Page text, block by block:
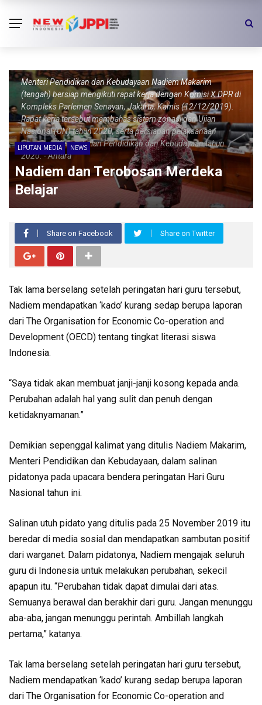
Menteri Pendidikan dan Kebudayaan Nadiem Makarim
(tengah) bersiap mengikuti rapat kerja dengan Komisi X DPR di
Kompleks Parlemen Senayan, Jakarta, Kamis (12/12/2019).
Rapat kerja tersebut membahas sistem zonasi dan Ujian
Nasional (UN) tahun 2020, serta persiapan pelaksanaan
anggaran Kementerian Pendidikan dan Kebudayaan tahun
2020. - Antara
LIPUTAN MEDIA NEWS
Nadiem dan Terobosan Merdeka
Belajar
Share on Facebook Share on Twitter
Tak lama berselang setelah peringatan hari guru tersebut,
Nadiem mendapatkan ‘kado’ kurang sedap berupa laporan
dari The Organisation for Economic Co-operation and
Development (OECD) tentang tingkat literasi siswa
Indonesia.
“Saya tidak akan membuat janji-janji kosong kepada anda.
Perubahan adalah hal yang sulit dan penuh dengan
ketidaknyamanan.”
Demikian sepenggal kalimat yang ditulis Nadiem Makarim,
Menteri Pendidikan dan Kebudayaan, dalam salinan
pidatonya pada upacara bendera peringatan Hari Guru
Nasional tahun ini.
Salinan utuh pidato yang ditulis pada 25 November 2019 itu
beredar di media sosial dan mendapatkan sambutan positif
dari warganet. Dalam pidatonya, Nadiem mengajak seluruh
guru di Indonesia untuk melakukan perubahan, sekecil
apapun itu. “Perubahan tidak dapat dimulai dari atas.
Semuanya berawal dan berakhir dari guru. Jangan menunggu
aba-aba, jangan menunggu perintah. Ambillah langkah
pertama,” katanya.
Tak lama berselang setelah peringatan hari guru tersebut,
Nadiem mendapatkan ‘kado’ kurang sedap berupa laporan
dari The Organisation for Economic Co-operation and